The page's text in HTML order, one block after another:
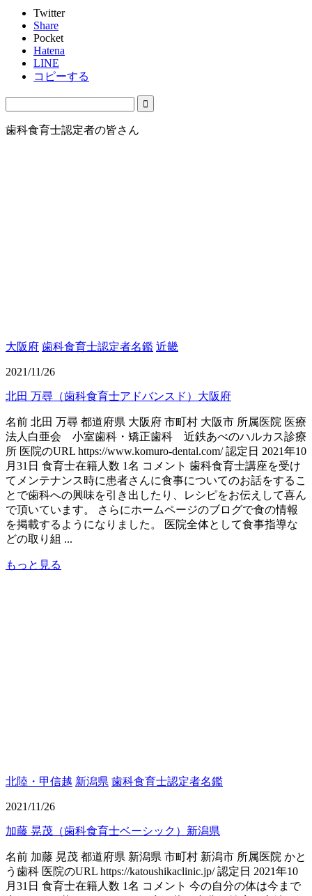
Twitter
Share
Pocket
Hatena
LINE
コピーする
歯科食育士認定者の皆さん
大阪府 歯科食育士認定者名鑑 近畿
2021/11/26
北田 万尋（歯科食育士アドバンスド）大阪府
名前 北田 万尋 都道府県 大阪府 市町村 大阪市 所属医院 医療
法人白亜会 小室歯科・矯正歯科 近鉄あべのハルカス診療
所 医院のURL https://www.komuro-dental.com/ 認定日 2021年10
月31日 食育士在籍人数 1名 コメント 歯科食育士講座を受け
てメンテナンス時に患者さんに食事についてのお話をするこ
とで歯科への興味を引き出したり、レシピをお伝えして喜ん
で頂いています。 さらにホームページのブログで食の情報
を掲載するようになりました。 医院全体として食事指導な
どの取り組 ...
もっと見る
北陸・甲信越 新潟県 歯科食育士認定者名鑑
2021/11/26
加藤 晃茂（歯科食育士ベーシック）新潟県
名前 加藤 晃茂 都道府県 新潟県 市町村 新潟市 所属医院 かと
う歯科 医院のURL https://katoushikaclinic.jp/ 認定日 2021年10
月31日 食育士在籍人数 1名 コメント 今の自分の体は今まで